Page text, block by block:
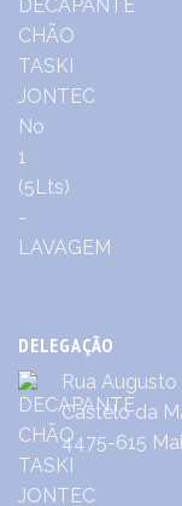
DELEGAÇÃO
Rua
Castêlo da
4475-615